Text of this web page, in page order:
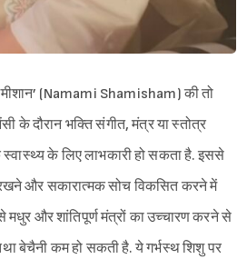
(Namami Shamisham) की तो
के दौरान भक्ति संगीत, मंत्र या स्तोत्र
के लिए लाभकारी हो सकता है. इससे
और सकारात्मक सोच विकसित करने में
मधुर और शांतिपूर्ण मंत्रों का उच्चारण करने से
बेचैनी कम हो सकती है. ये गर्भस्थ शिशु पर